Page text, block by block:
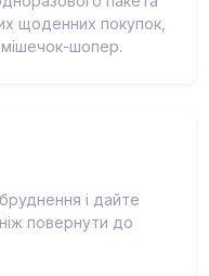
щоденних покупок,
мішечок-шопер.
і дайте
повернути до